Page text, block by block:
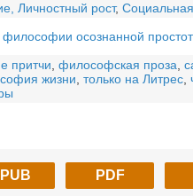
Личностный рост,
философии осознанной
притчи философская проза
жизни только на Литрес
PDF